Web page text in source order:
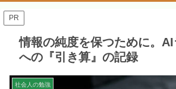
PR
情報の純度を保つために。
への『引き算』の記録
社会人の勉強